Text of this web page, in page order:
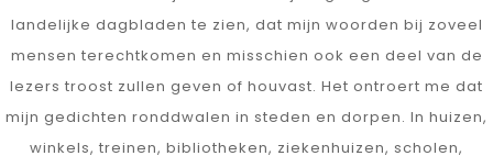
landelijke dagbladen te zien, dat mijn woorden bij zoveel
mensen terechtkomen en misschien ook een deel van de
lezers troost zullen geven of houvast. Het ontroert me dat
mijn gedichten ronddwalen in steden en dorpen. In huizen,
winkels, treinen, bibliotheken, ziekenhuizen, scholen,